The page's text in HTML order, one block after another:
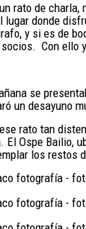
rato de
lugar donde
y si es de
socios. Con ello
se
un desayuno
rato tan
. El Ospe Bailio,
los restos